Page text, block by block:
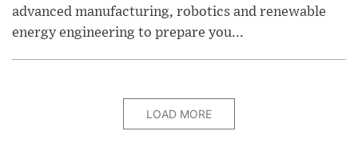
advanced manufacturing, robotics and renewable
energy engineering to prepare you...
LOAD MORE